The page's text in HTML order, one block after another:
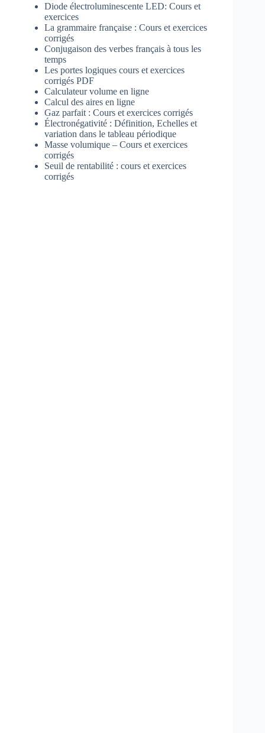
Diode électroluminescente LED: Cours et
exercices
La grammaire française : Cours et exercices
corrigés
Conjugaison des verbes français à tous les
temps
Les portes logiques cours et exercices
corrigés PDF
Calculateur volume en ligne
Calcul des aires en ligne
Gaz parfait : Cours et exercices corrigés
Électronégativité : Définition, Echelles et
variation dans le tableau périodique
Masse volumique – Cours et exercices
corrigés
Seuil de rentabilité : cours et exercices
corrigés